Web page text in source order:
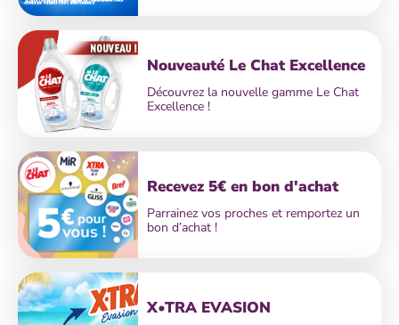
Nouveauté Le Chat Excellence
Découvrez la nouvelle gamme Le Chat
Excellence !
Recevez 5€ en bon d'achat
Parrainez vos proches et remportez un
bon d’achat !
X•TRA EVASION